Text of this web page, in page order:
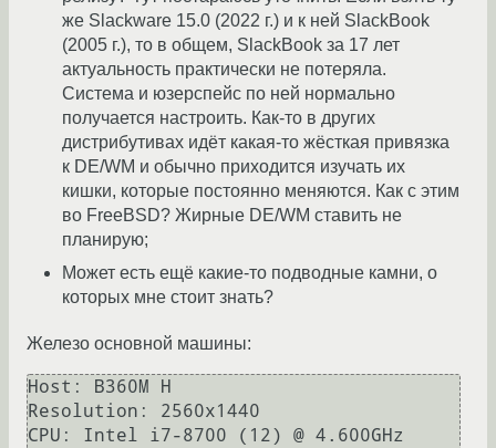
же Slackware 15.0 (2022 г.) и к ней SlackBook
(2005 г.), то в общем, SlackBook за 17 лет
актуальность практически не потеряла.
Система и юзерспейс по ней нормально
получается настроить. Как-то в других
дистрибутивах идёт какая-то жёсткая привязка
к DE/WM и обычно приходится изучать их
кишки, которые постоянно меняются. Как с этим
во FreeBSD? Жирные DE/WM ставить не
планирую;
Может есть ещё какие-то подводные камни, о
которых мне стоит знать?
Железо основной машины:
Host: B360M H
Resolution: 2560x1440
CPU: Intel i7-8700 (12) @ 4.600GHz